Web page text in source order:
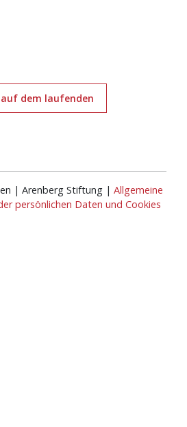
dem laufenden
| Arenberg Stiftung | Allgemeine
persönlichen Daten und Cookies